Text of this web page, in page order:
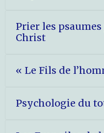
Prier les
Christ
« Le Fils de
Psychologie du